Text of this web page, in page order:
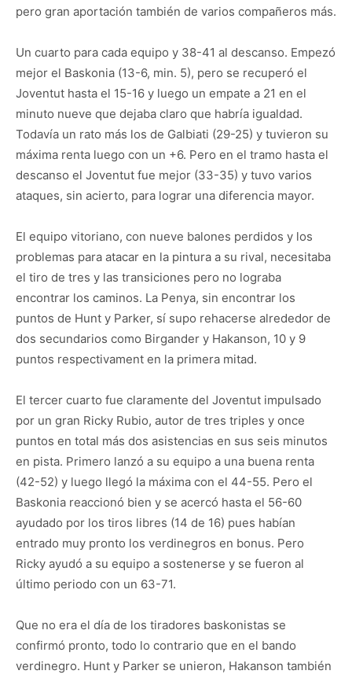
pero gran aportación también de varios compañeros más.
Un cuarto para cada equipo y 38-41 al descanso. Empezó
mejor el Baskonia (13-6, min. 5), pero se recuperó el
Joventut hasta el 15-16 y luego un empate a 21 en el
minuto nueve que dejaba claro que habría igualdad.
Todavía un rato más los de Galbiati (29-25) y tuvieron su
máxima renta luego con un +6. Pero en el tramo hasta el
descanso el Joventut fue mejor (33-35) y tuvo varios
ataques, sin acierto, para lograr una diferencia mayor.
El equipo vitoriano, con nueve balones perdidos y los
problemas para atacar en la pintura a su rival, necesitaba
el tiro de tres y las transiciones pero no lograba
encontrar los caminos. La Penya, sin encontrar los
puntos de Hunt y Parker, sí supo rehacerse alrededor de
dos secundarios como Birgander y Hakanson, 10 y 9
puntos respectivament en la primera mitad.
El tercer cuarto fue claramente del Joventut impulsado
por un gran Ricky Rubio, autor de tres triples y once
puntos en total más dos asistencias en sus seis minutos
en pista. Primero lanzó a su equipo a una buena renta
(42-52) y luego llegó la máxima con el 44-55. Pero el
Baskonia reaccionó bien y se acercó hasta el 56-60
ayudado por los tiros libres (14 de 16) pues habían
entrado muy pronto los verdinegros en bonus. Pero
Ricky ayudó a su equipo a sostenerse y se fueron al
último periodo con un 63-71.
Que no era el día de los tiradores baskonistas se
confirmó pronto, todo lo contrario que en el bando
verdinegro. Hunt y Parker se unieron, Hakanson también